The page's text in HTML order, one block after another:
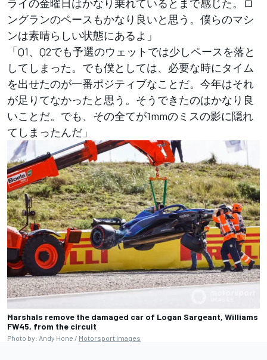
ライの金曜日はかなり乗れているとまで感じた。ロ
ングランのペースもかなり良いと思う。僕らのマシ
ンは素晴らしい状態にあるよ」
「Q1、Q2でも予選のウェットでは少しペースを落と
してしまった。でも僕としては、必要な時にタイム
を出せたのが一番ポジティブなことだ。今年はそれ
が足りてなかったと思う。そうできたのはかなり良
いことだ。でも、その全てが1mmのミスの影に隠れ
てしまったんだ」
Marshals remove the damaged car of Logan Sargeant, Williams
FW45, from the circuit
Photo by: Andy Hone / Motorsport Images